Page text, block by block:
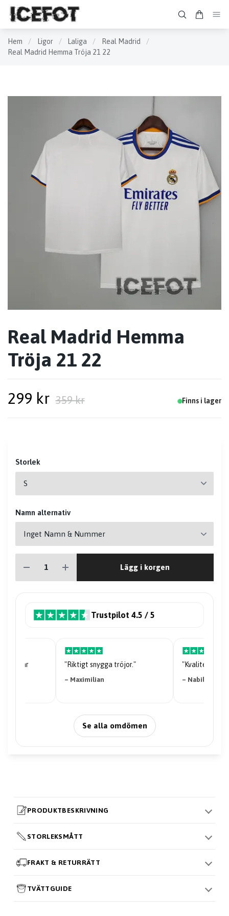
Hem / Ligor / Laliga / Real Madrid
/
Real Madrid Hemma Tröja 21 22
Real Madrid Hemma
Tröja 21 22
299 kr 359 kr Finns i lager
Storlek
Namn alternativ
Lägg i korgen
Trustpilot 4.5 / 5
är "Riktigt snygga tröjor."
– Maximilian
"Kvaliteten på
– Nabil Abdi
Se alla omdömen
PRODUKTBESKRIVNING
STORLEKSMÅTT
FRAKT & RETURRÄTT
TVÄTTGUIDE